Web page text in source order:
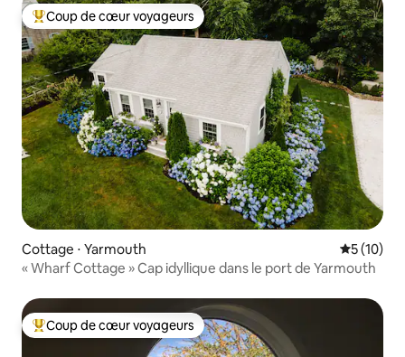
Coups de cœur voyageurs les plus appréciés
Coup de cœur voyageurs
Cottage ⋅ Yarmouth
5 (10)
« Wharf Cottage » Cap idyllique dans le port de Yarmouth
Coups de cœur voyageurs les plus appréciés
Coup de cœur voyageurs